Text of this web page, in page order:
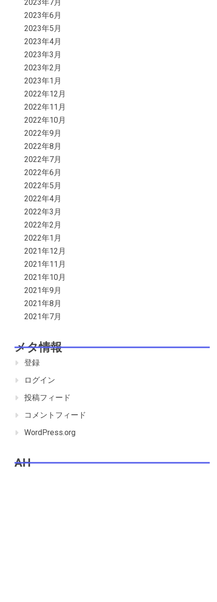
2023年7月
2023年6月
2023年5月
2023年4月
2023年3月
2023年2月
2023年1月
2022年12月
2022年11月
2022年10月
2022年9月
2022年8月
2022年7月
2022年6月
2022年5月
2022年4月
2022年3月
2022年2月
2022年1月
2021年12月
2021年11月
2021年10月
2021年9月
2021年8月
2021年7月
メタ情報
登録
ログイン
投稿フィード
コメントフィード
WordPress.org
AH